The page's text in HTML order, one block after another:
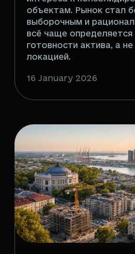
объектам. Рынок стал
выборочным и
всё чаще определяется
готовности актива, а
локацией.
16 January 2026